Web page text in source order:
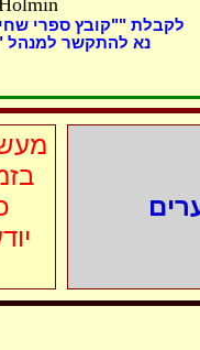
לקבלת ""קובץ ספרי
נא להתקשר למנהל